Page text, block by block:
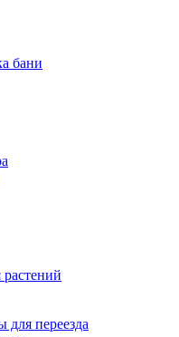
бани
для переезда